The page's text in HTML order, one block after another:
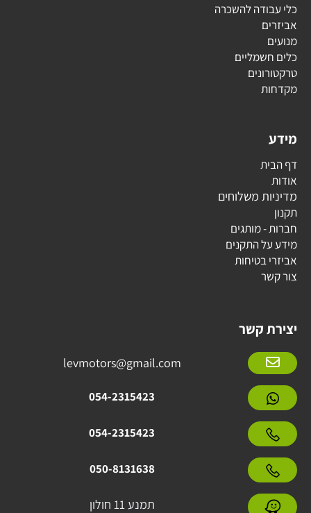
כלי עבודה להשכרה
אביזרים
מנועים
כלים חשמליים
טרקטורונים
מקדחות
מידע
דף הבית
אודות
מדיניות משלוחים
תקנון
חברות - מותגים
מידע על התקנים
אביזרי בטיחות
צור קשר
יצירת קשר
levmotors@gmail.com
054-2315423
054-2315423
050-8131638
תמנע 11 חולון